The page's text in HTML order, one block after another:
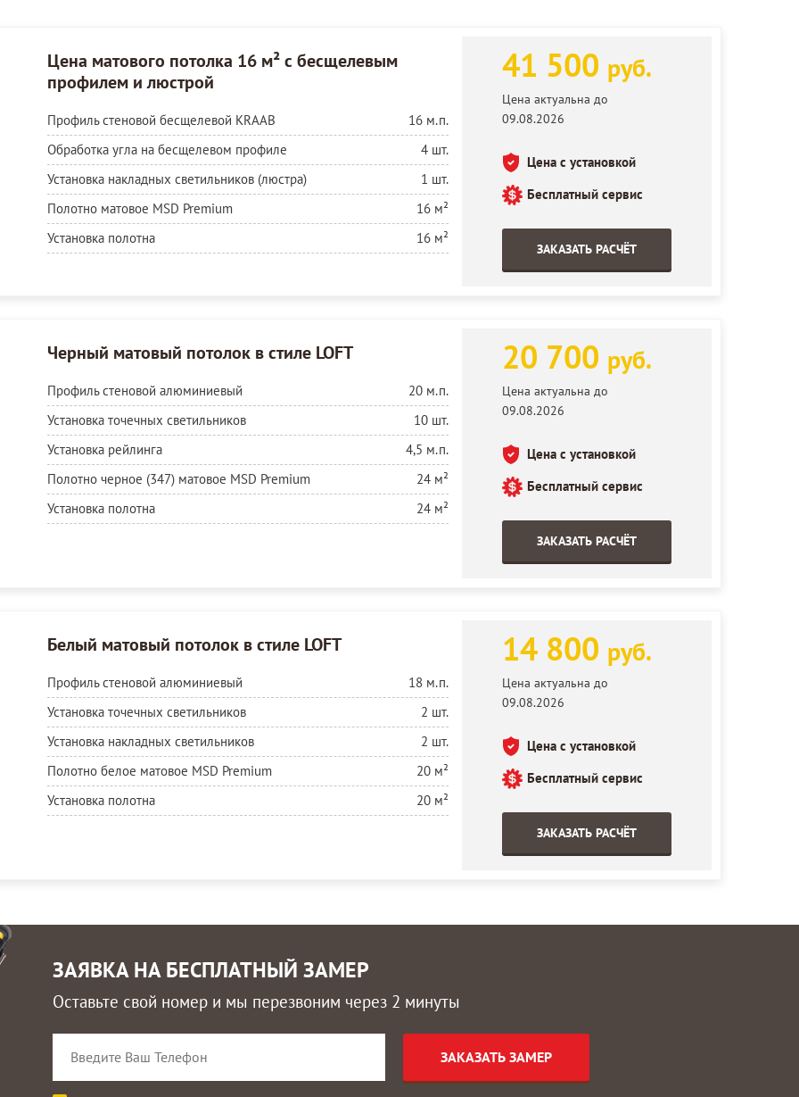
Цена матового потолка 16 м² с бесщелевым
профилем и люстрой
Профиль стеновой бесщелевой KRAAB
16 м.п.
Обработка угла на бесщелевом профиле
4 шт.
Установка накладных светильников (люстра)
1 шт.
Полотно матовое MSD Premium
16 м²
Установка полотна
16 м²
41 500 руб.
Цена актуальна до
09.08.2026
Цена с установкой
Бесплатный сервис
ЗАКАЗАТЬ РАСЧЁТ
Черный матовый потолок в стиле LOFT
Профиль стеновой алюминиевый
20 м.п.
Установка точечных светильников
10 шт.
Установка рейлинга
4,5 м.п.
Полотно черное (347) матовое MSD Premium
24 м²
Установка полотна
24 м²
20 700 руб.
Цена актуальна до
09.08.2026
Цена с установкой
Бесплатный сервис
ЗАКАЗАТЬ РАСЧЁТ
Белый матовый потолок в стиле LOFT
Профиль стеновой алюминиевый
18 м.п.
Установка точечных светильников
2 шт.
Установка накладных светильников
2 шт.
Полотно белое матовое MSD Premium
20 м²
Установка полотна
20 м²
14 800 руб.
Цена актуальна до
09.08.2026
Цена с установкой
Бесплатный сервис
ЗАКАЗАТЬ РАСЧЁТ
ЗАЯВКА НА БЕСПЛАТНЫЙ ЗАМЕР
Оставьте свой номер и мы перезвоним через 2 минуты